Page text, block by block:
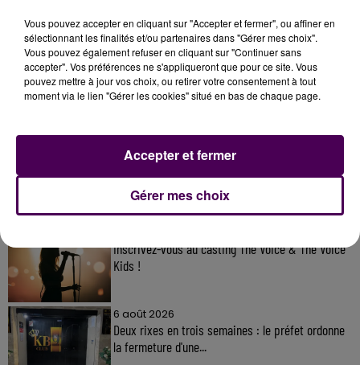
À LA UNE
31 juillet 2026
Gagnez vos entrées à Terra Botanica !
Inscrivez-vous au casting The Voice & The Voice
Kids !
6 août 2026
Deux rixes en trois semaines : le préfet ordonne
la fermeture d'une...
Vous pouvez accepter en cliquant sur "Accepter et fermer", ou affiner en
sélectionnant les finalités et/ou partenaires dans "Gérer mes choix".
Vous pouvez également refuser en cliquant sur "Continuer sans
accepter". Vos préférences ne s'appliqueront que pour ce site. Vous
pouvez mettre à jour vos choix, ou retirer votre consentement à tout
moment via le lien "Gérer les cookies" situé en bas de chaque page.
Gérer mes choix
Accepter et fermer